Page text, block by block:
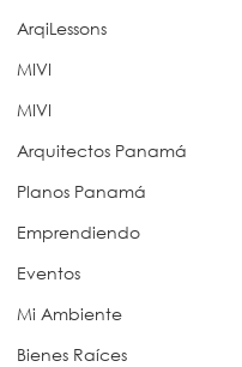
ArqiLessons
MIVI
MIVI
Arquitectos Panamá
Planos Panamá
Emprendiendo
Eventos
Mi Ambiente
Bienes Raíces